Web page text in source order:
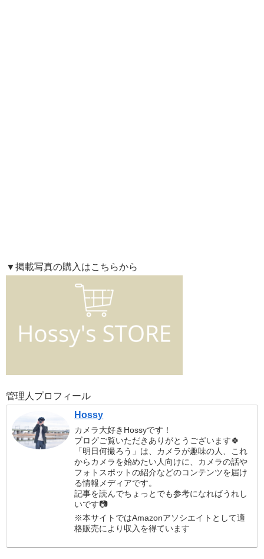
▼掲載写真の購入はこちらから
管理人プロフィール
Hossy
カメラ大好きHossyです！
ブログご覧いただきありがとうございます🍀
「明日何撮ろう」は、カメラが趣味の人、これ
からカメラを始めたい人向けに、カメラの話や
フォトスポットの紹介などのコンテンツを届け
る情報メディアです。
記事を読んでちょっとでも参考になればうれし
いです📷
※本サイトではAmazonアソシエイトとして適
格販売により収入を得ています